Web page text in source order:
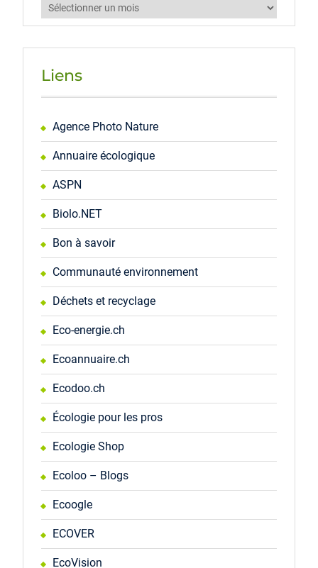
Archives
Liens
Agence Photo Nature
Annuaire écologique
ASPN
Biolo.NET
Bon à savoir
Communauté environnement
Déchets et recyclage
Eco-energie.ch
Ecoannuaire.ch
Ecodoo.ch
Écologie pour les pros
Ecologie Shop
Ecoloo – Blogs
Ecoogle
ECOVER
EcoVision